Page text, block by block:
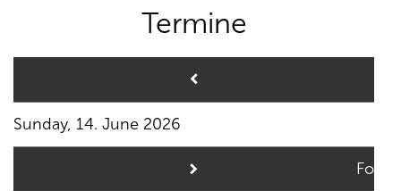
Termine
Sunday, 14. June 2026